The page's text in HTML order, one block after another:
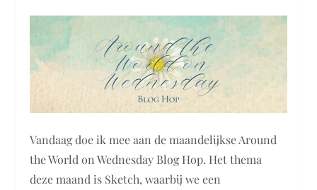
Vandaag doe ik mee aan de maandelijkse Around
the World on Wednesday Blog Hop. Het thema
deze maand is Sketch, waarbij we een